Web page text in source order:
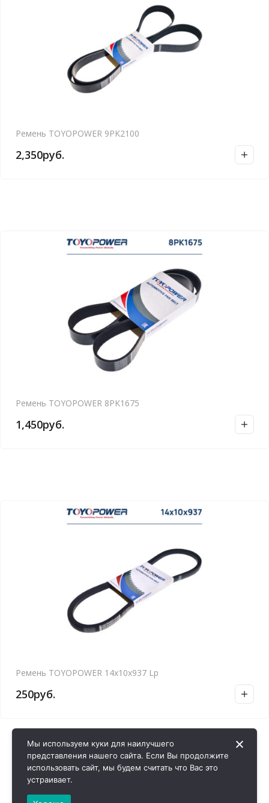
Ремень TOYOPOWER 9PK2100
2,350руб.
Ремень TOYOPOWER 8PK1675
1,450руб.
Ремень TOYOPOWER 14x10x937 Lp
250руб.
Мы используем куки для наилучшего
представления нашего сайта. Если Вы продолжите
использовать сайт, мы будем считать что Вас это
устраивает.